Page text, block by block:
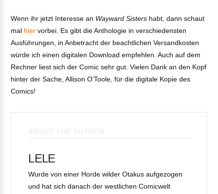
Wenn ihr jetzt Interesse an Wayward Sisters habt, dann schaut
mal hier vorbei. Es gibt die Anthologie in verschiedensten
Ausführungen, in Anbetracht der beachtlichen Versandkosten
würde ich einen digitalen Download empfehlen. Auch auf dem
Rechner liest sich der Comic sehr gut. Vielen Dank an den Kopf
hinter der Sache, Allison O’Toole, für die digitale Kopie des
Comics!
ABOUT THE AUTHOR
LELE
Wurde von einer Horde wilder Otakus aufgezogen
und hat sich danach der westlichen Comicwelt